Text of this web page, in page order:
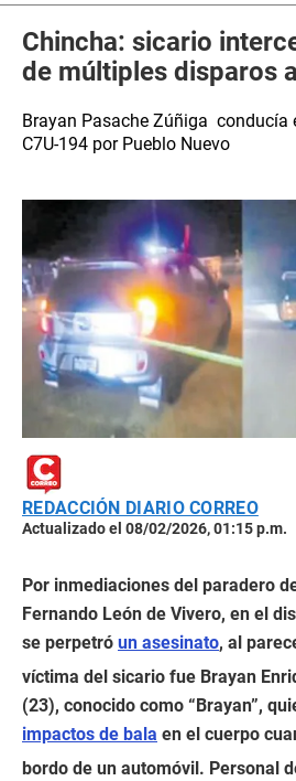
Chincha: sicario
de múltiples disparos
Brayan Pasache Zúñiga conducía
C7U-194 por Pueblo Nuevo
REDACCIÓN DIARIO CORREO
Actualizado el 08/02/2026, 01:15 p.m.
Por inmediaciones del paradero
Fernando León de Vivero, en el
se perpetró un asesinato, al
víctima del sicario fue Brayan
(23), conocido como “Brayan”,
impactos de bala en el cuerpo
bordo de un automóvil. Personal